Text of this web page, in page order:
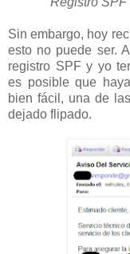
Sin embargo, hoy
esto no puede ser.
registro SPF y yo
es posible que
bien fácil, una de
dejado flipado.